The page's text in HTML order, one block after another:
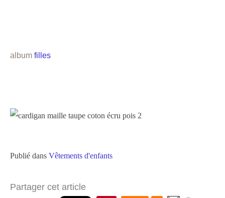
album filles
Publié dans Vêtements d'enfants
Partager cet article